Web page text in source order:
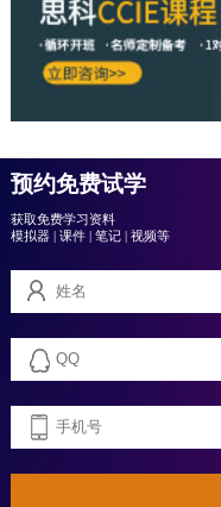
预约免费试学
获取免费学习资料
模拟器| 课件| 笔记| 视频等